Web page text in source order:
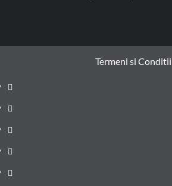
Termeni si Conditii
Prima
pagină
Știri
de
ultima
Administrație
locală
Actualitate
Justiție